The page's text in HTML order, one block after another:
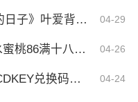
快来看看《出差的日子》叶爱背后的深刻故事！竟然让人泪崩的原因 04-29
这波稳了！YSL水蜜桃86满十八和88区别，背后暗藏的秘密你知道吗？ 04-26
2025年和平精英CDKEY兑换码领取方法及使用技巧 04-24